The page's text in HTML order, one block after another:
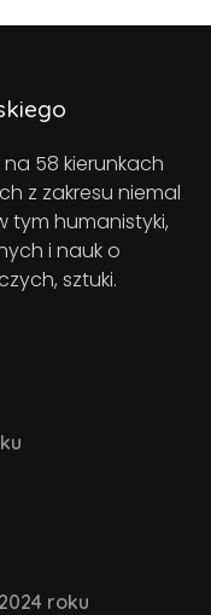
58 kierunkach
z zakresu niemal
tym humanistyki,
i nauk o
sztuki.
roku